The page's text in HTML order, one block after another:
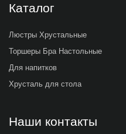
Каталог
Люстры Хрустальные
Торшеры Бра Настольные
Для напитков
Хрусталь для стола
Наши контакты